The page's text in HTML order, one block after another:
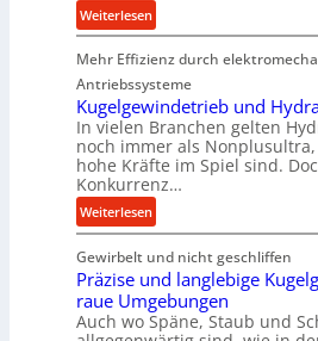
t
i
o
n
i
n
d
e
n
M
i
t
t
e
l
Weiterlesen:
K
o
m
p
a
k
t
e
U
l
t
r
a
s
Mehr Effizienz durch
Antriebssysteme
Kugelgewindetrieb und
In vielen Branchen gelten
noch immer als
hohe Kräfte im Spiel sind.
Konkurrenz…
Weiterlesen:
K
u
g
e
l
Gewirbelt und nicht geschliffen
Präzise und langlebige
raue Umgebungen
Auch wo Späne, Staub und